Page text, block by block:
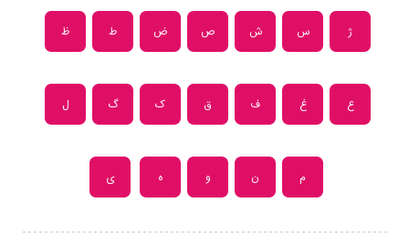
ژ س ش ص ض ط ظ
ع غ ف ق ک گ ل
م ن و ه ی